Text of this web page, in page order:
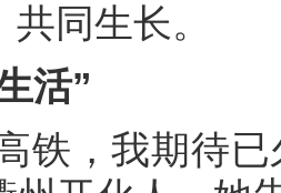
同生长。
活”
铁，我期待